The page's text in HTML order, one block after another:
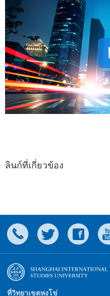
ลินก์ที่เกี่ยวข้อง
ที่วิทยาเขตหงโข่